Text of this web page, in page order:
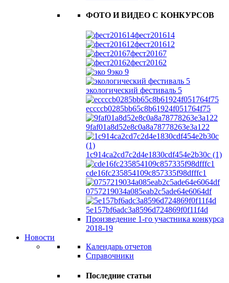
ФОТО И ВИДЕО С КОНКУРСОВ
фест201614
фест201612
фест20167
фест20162
эко 9
экологический фестиваль 5
eccccb0285bb65c8b61924f051764f75
9faf01a8d52e8c0a8a78778263e3a122
1c914ca2cd7c2d4e1830cdf454e2b30c (1)
cde16fc235854109c857335f98dfffc1
0757219034a085eab2c5ade64e6064df
5e157bf6adc3a8596d724869f0f11f4d
Произведение 1-го участника конкурса
2018-19
Новости
Календарь отчетов
Справочники
Последние статьи